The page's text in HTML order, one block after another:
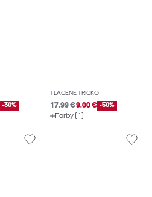
-30%
TLAČENÉ TRIČKO
17.99 €9.00 € -50%
Farby (1)